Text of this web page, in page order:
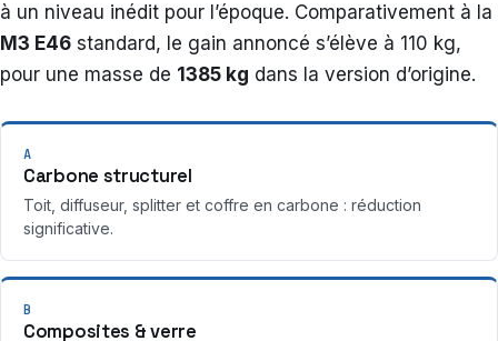
à un niveau inédit pour l’époque. Comparativement à la
M3 E46 standard, le gain annoncé s’élève à 110 kg,
pour une masse de 1385 kg dans la version d’origine.
A
Carbone structurel
Toit, diffuseur, splitter et coffre en carbone : réduction
significative.
B
Composites & verre